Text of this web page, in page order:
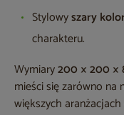
Stylowyszary
charakteru.
Wymiary200 × 200 ×
mieści się zarówno na
większych